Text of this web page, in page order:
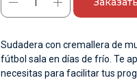
Sudadera con cremallera de
fútbol sala en días de frío. Te
necesitas para facilitar tus